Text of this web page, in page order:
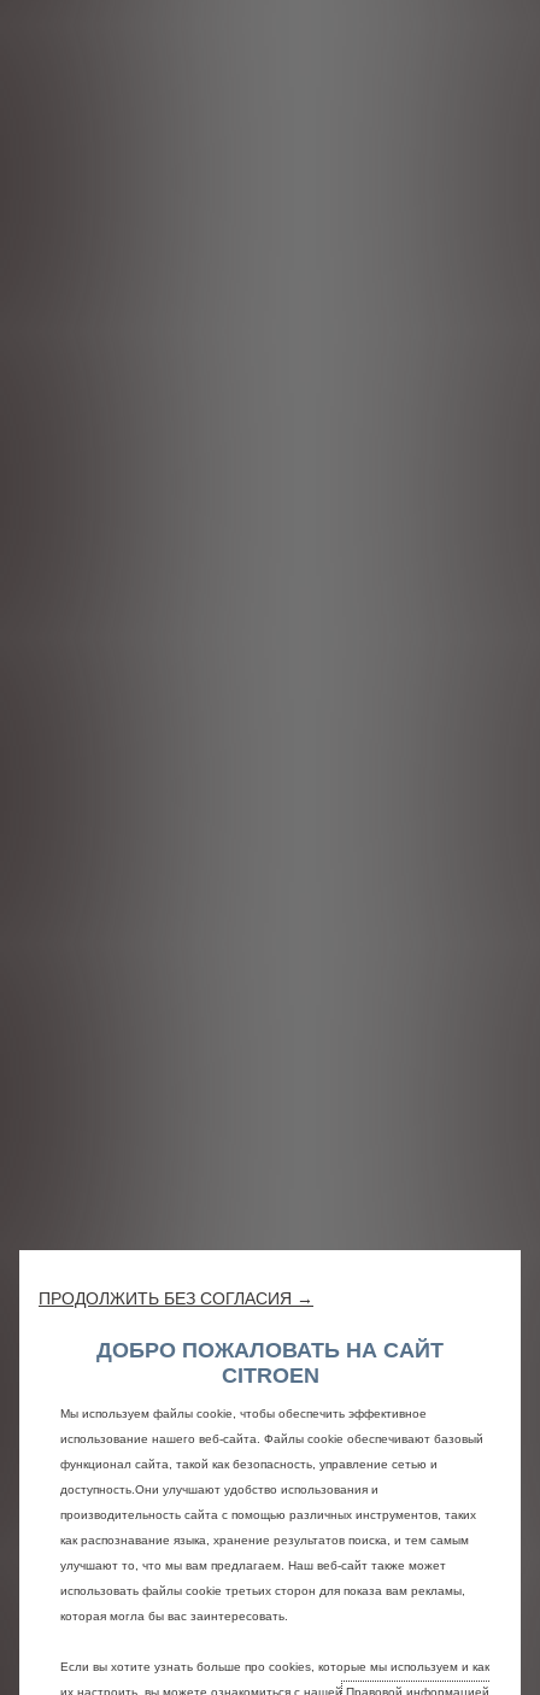
ПРОДОЛЖИТЬ БЕЗ СОГЛАСИЯ →
ДОБРО ПОЖАЛОВАТЬ НА САЙТ
CITROEN
Мы используем файлы cookie, чтобы обеспечить эффективное
использование нашего веб-сайта. Файлы cookie обеспечивают базовый
функционал сайта, такой как безопасность, управление сетью и
доступность.Они улучшают удобство использования и
производительность сайта с помощью различных инструментов, таких
как распознавание языка, хранение результатов поиска, и тем самым
улучшают то, что мы вам предлагаем. Наш веб-сайт также может
использовать файлы cookie третьих сторон для показа вам рекламы,
которая могла бы вас заинтересовать.
Если вы хотите узнать больше про cookies, которые мы используем и как
их настроить, вы можете ознакомиться с нашей Правовой информацией